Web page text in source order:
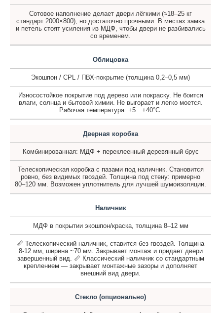
Сотовое наполнение делает двери лёгкими (≈18–25 кг
стандарт 2000×800), но достаточно прочными. В местах замка
и петель стоят усиления из МДФ, чтобы двери не разбивались
со временем.
Облицовка
Экошпон / CPL / ПВХ-покрытие (толщина 0,2–0,5 мм)
Износостойкое покрытие под дерево или покраску. Не боится
влаги, солнца и бытовой химии. Не выгорает и легко моется.
Рабочая температура: +5…+40°C.
Дверная коробка
Комбинированная: МДФ + переклеенный деревянный брус
Телескопическая коробка с пазами под наличник. Становится
ровно, без видимых гвоздей. Толщина под стену: примерно
80–120 мм. Возможен уплотнитель для лучшей шумоизоляции.
Наличник
МДФ в покрытии экошпон/краска, толщина 8–12 мм
📏 Телескопический наличник, ставится без гвоздей. Толщина
8-12 мм, ширина ~70 мм. Закрывает монтаж и придает двери
завершенный вид. 📏 Классический наличник со стандартным
креплением — закрывает монтажные зазоры и дополняет
внешний вид двери.
Стекло (опционально)